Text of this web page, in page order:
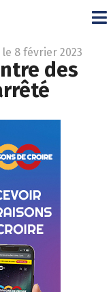
8 février 2023
des